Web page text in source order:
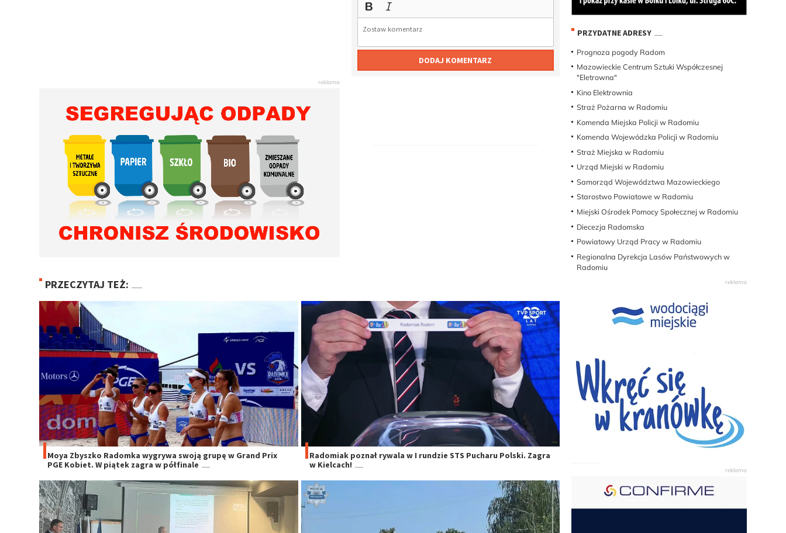
DODAJ KOMENTARZ
PRZECZYTAJ TEŻ:
Moya Zbyszko Radomka wygrywa swoją grupę w Grand Prix
PGE Kobiet. W piątek zagra w półfinale
Radomiak poznał rywala w I rundzie STS Pucharu Polski. Zagra
w Kielcach!
PRZYDATNE ADRESY
Prognoza pogody Radom
Mazowieckie Centrum Sztuki Współczesnej
"Eletrowna"
Kino Elektrownia
Straż Pożarna w Radomiu
Komenda Miejska Policji w Radomiu
Komenda Wojewódzka Policji w Radomiu
Straż Miejska w Radomiu
Urząd Miejski w Radomiu
Samorząd Województwa Mazowieckiego
Starostwo Powiatowe w Radomiu
Miejski Ośrodek Pomocy Społecznej w Radomiu
Diecezja Radomska
Powiatowy Urząd Pracy w Radomiu
Regionalna Dyrekcja Lasów Państwowych w
Radomiu